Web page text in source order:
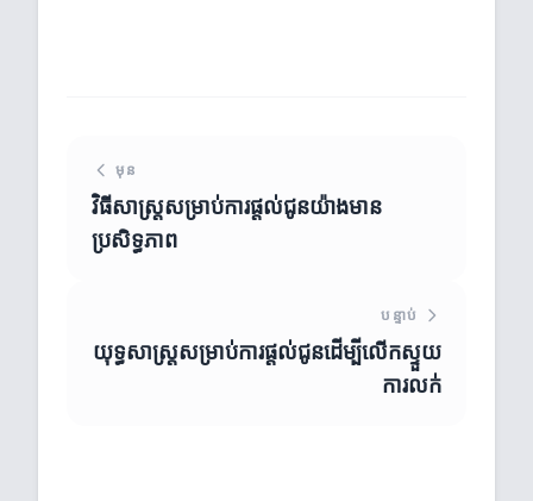
មុន
វិធីសាស្រ្តសម្រាប់ការផ្តល់ជូនយ៉ាងមាន
ប្រសិទ្ធភាព
បន្ទាប់
យុទ្ធសាស្ត្រសម្រាប់ការផ្តល់ជូនដើម្បីលើកស្ទួយ
ការលក់